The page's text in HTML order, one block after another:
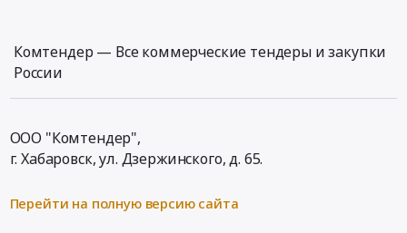
Комтендер — Все коммерческие тендеры и закупки
России
ООО "Комтендер",
г. Хабаровск,ул. Дзержинского, д. 65.
Перейти на полную версию сайта